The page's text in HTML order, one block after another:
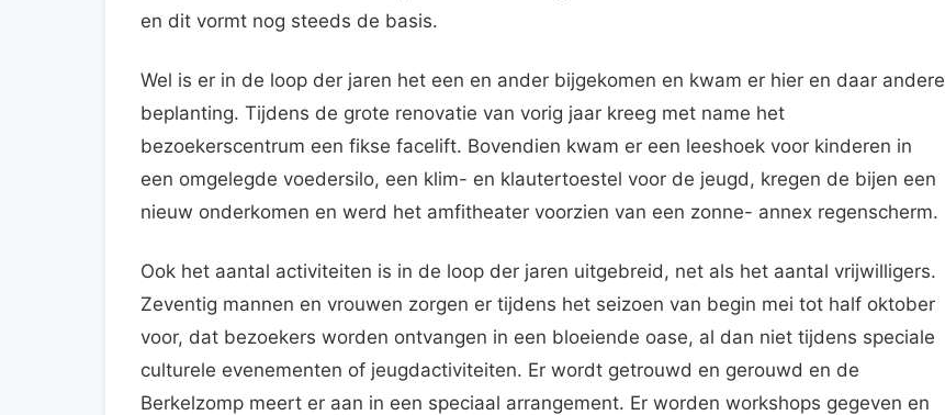
en dit vormt nog steeds de basis.
Wel is er in de loop der jaren het een en ander bijgekomen en kwam er hier en daar andere
beplanting. Tijdens de grote renovatie van vorig jaar kreeg met name het
bezoekerscentrum een fikse facelift. Bovendien kwam er een leeshoek voor kinderen in
een omgelegde voedersilo, een klim- en klautertoestel voor de jeugd, kregen de bijen een
nieuw onderkomen en werd het amfitheater voorzien van een zonne- annex regenscherm.
Ook het aantal activiteiten is in de loop der jaren uitgebreid, net als het aantal vrijwilligers.
Zeventig mannen en vrouwen zorgen er tijdens het seizoen van begin mei tot half oktober
voor, dat bezoekers worden ontvangen in een bloeiende oase, al dan niet tijdens speciale
culturele evenementen of jeugdactiviteiten. Er wordt getrouwd en gerouwd en de
Berkelzomp meert er aan in een speciaal arrangement. Er worden workshops gegeven en